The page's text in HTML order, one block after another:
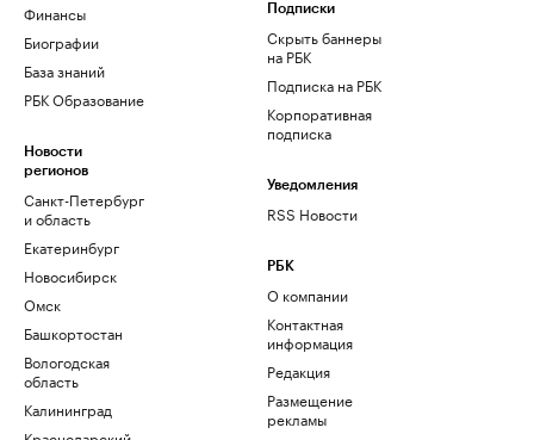
Финансы
Биографии
База знаний
РБК Образование
Новости
регионов
Санкт-Петербург
и область
Екатеринбург
Новосибирск
Омск
Башкортостан
Вологодская
область
Калининград
Подписки
Скрыть баннеры
на РБК
Подписка на РБК
Корпоративная
подписка
Уведомления
RSS Новости
РБК
О компании
Контактная
информация
Редакция
Размещение
рекламы